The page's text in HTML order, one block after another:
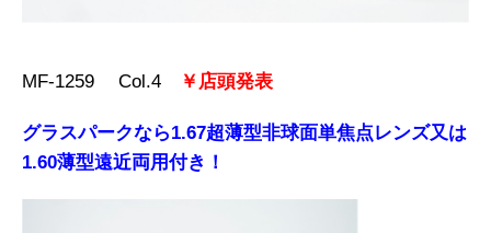
MF-1259 Col.4 ￥店頭発表
グラスパークなら1.67超薄型非球面単焦点レンズ又は
1.60薄型遠近両用付き！